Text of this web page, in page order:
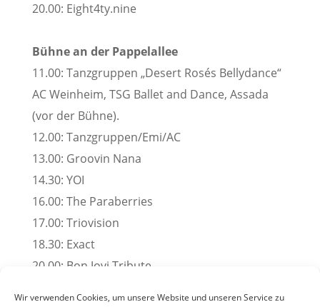
Wir verwenden Cookies, um unsere Website und unseren Service zu
20.00: Eight4ty.nine
Bühne an der Pappelallee
11.00: Tanzgruppen „Desert Rosés Bellydance“
AC Weinheim, TSG Ballet and Dance, Assada
(vor der Bühne).
12.00: Tanzgruppen/Emi/AC
13.00: Groovin Nana
14.30: YOI
16.00: The Paraberries
17.00: Triovision
18.30: Exact
20.00: Bon Jovi Tribute
Pressemitteilung der Stadt Weinheim, 30. Juni 2022